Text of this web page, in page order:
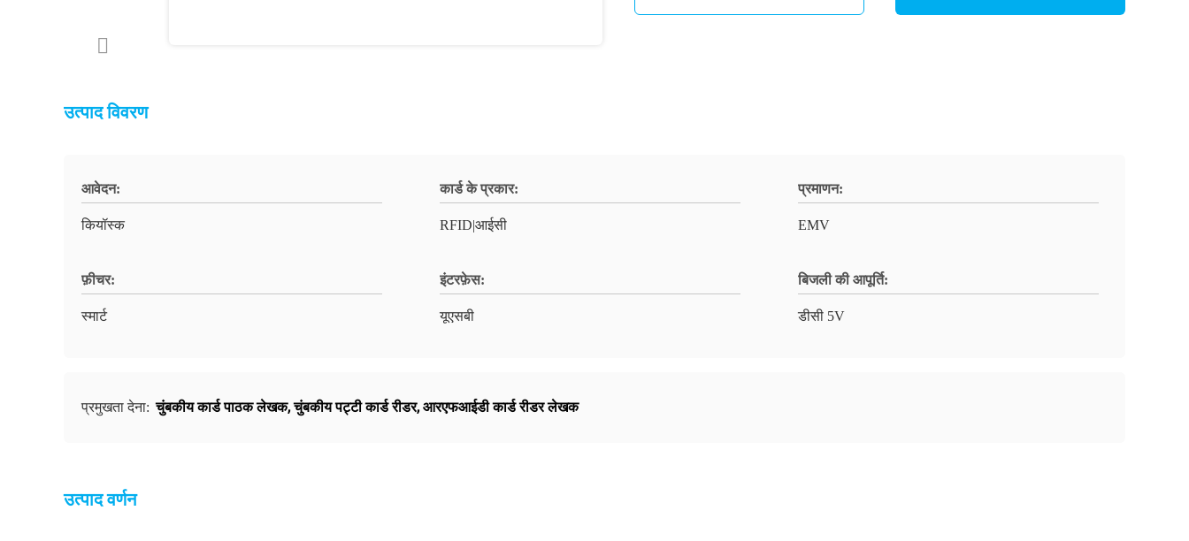
उत्पाद विवरण
आवेदन:
कियॉस्क
कार्ड के प्रकार:
RFID|आईसी
प्रमाणन:
EMV
फ़ीचर:
स्मार्ट
इंटरफ़ेस:
यूएसबी
बिजली की आपूर्ति:
डीसी 5V
प्रमुखता देना: चुंबकीय कार्ड पाठक लेखक,चुंबकीय पट्टी कार्ड रीडर,आरएफआईडी कार्ड रीडर लेखक
उत्पाद वर्णन